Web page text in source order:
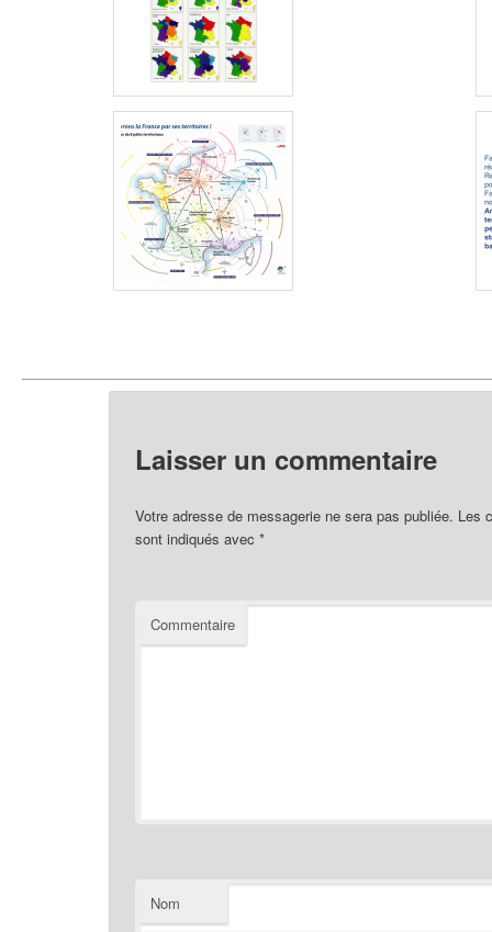
Laisser un commentaire
Votre adresse de messagerie ne sera pas publiée. Les
sont indiqués avec *
Commentaire
Nom